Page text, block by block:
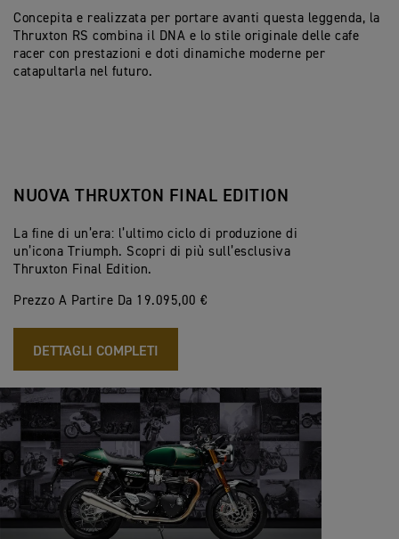
Concepita e realizzata per portare avanti questa leggenda, la
Thruxton RS combina il DNA e lo stile originale delle cafe
racer con prestazioni e doti dinamiche moderne per
catapultarla nel futuro.
NUOVA THRUXTON FINAL EDITION
La fine di un’era: l’ultimo ciclo di produzione di
un’icona Triumph. Scopri di più sull’esclusiva
Thruxton Final Edition.
Prezzo A Partire Da 19.095,00 €
DETTAGLI COMPLETI